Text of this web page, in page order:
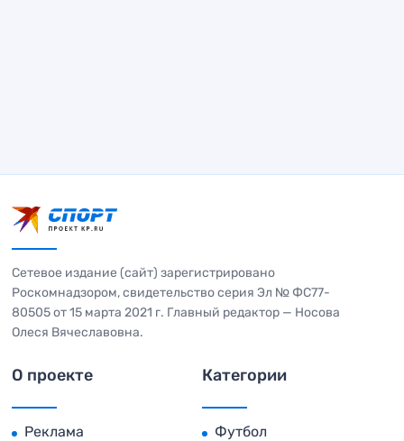
Сетевое издание (сайт) зарегистрировано
Роскомнадзором, свидетельство серия Эл № ФС77-
80505 от 15 марта 2021 г. Главный редактор — Носова
Олеся Вячеславовна.
О проекте
Реклама
Категории
Футбол